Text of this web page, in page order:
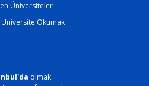
Üniversiteler
Üniversite Okumak
olmak